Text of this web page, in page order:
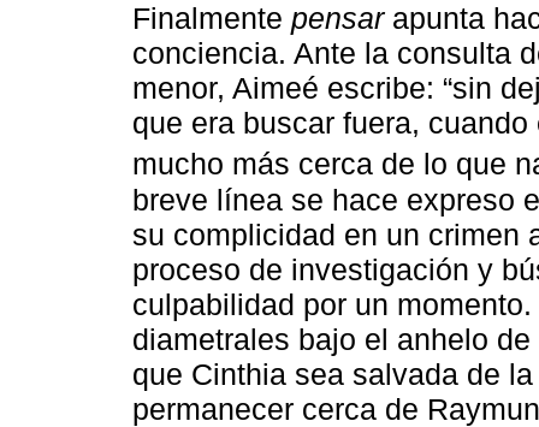
Finalmente pensarapunta
conciencia. Ante la consulta
menor, Aimeé escribe: “sin
que era buscar fuera,
mucho más cerca de lo que
breve línea se hace expreso
su complicidad en un crimen
proceso de investigación y
culpabilidad por un
diametrales bajo el anhelo
que Cinthia sea salvada de
permanecer cerca de